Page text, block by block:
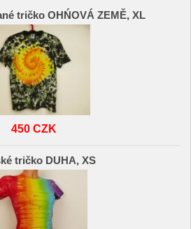
tričko OHŃOVÁ ZEMĚ, XL
450 CZK
tričko DUHA, XS